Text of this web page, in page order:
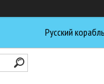
Русский